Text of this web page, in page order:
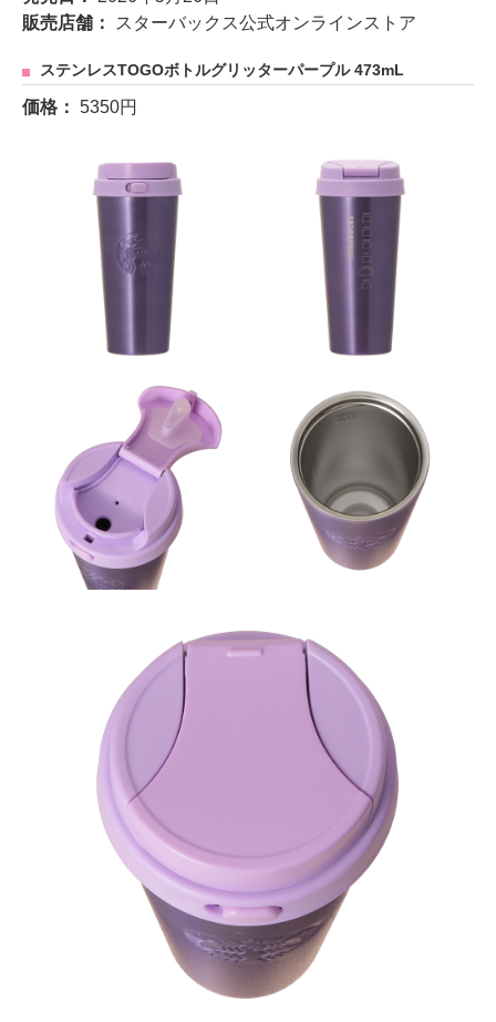
販売店舗：
スターバックス公式オンラインストア
ステンレスTOGOボトルグリッターパープル 473mL
価格： 5350円